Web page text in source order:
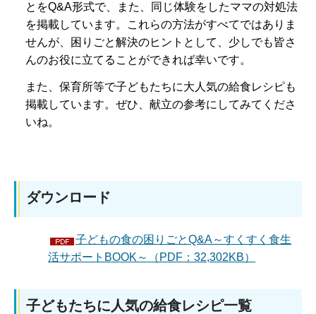
とをQ&A形式で、また、同じ体験をしたママの対処法
を掲載しています。これらの方法がすべてではありま
せんが、困りごと解決のヒントとして、少しでも皆さ
んのお役に立てることができれば幸いです。
また、保育所等で子どもたちに大人気の給食レシピも
掲載しています。ぜひ、献立の参考にしてみてくださ
いね。
ダウンロード
子どもの食の困りごとQ&A～すくすく食生
活サポートBOOK～（PDF：32,302KB）
子どもたちに人気の給食レシピ一覧